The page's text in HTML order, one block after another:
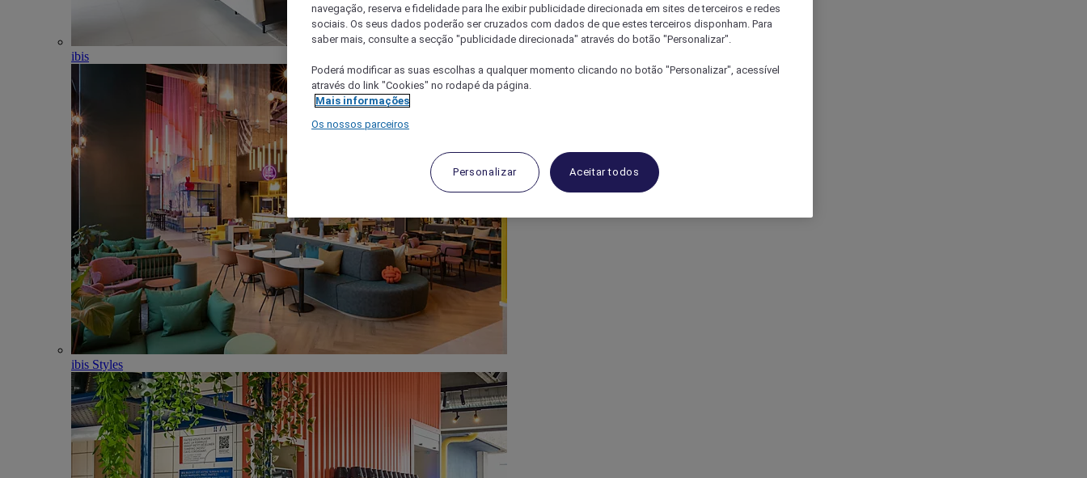
ibis
ibis Styles
navegação, reserva e fidelidade para lhe exibir publicidade direcionada em sites de terceiros e redes
sociais. Os seus dados poderão ser cruzados com dados de que estes terceiros disponham. Para
saber mais, consulte a secção "publicidade direcionada" através do botão "Personalizar".
Poderá modificar as suas escolhas a qualquer momento clicando no botão "Personalizar", acessível
através do link "Cookies" no rodapé da página.
Mais informações
Os nossos parceiros
Personalizar Aceitar todos